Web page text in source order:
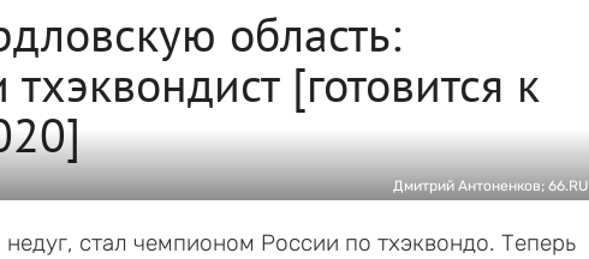
область:
[готовится к
Дмитрий Антоненков; 66.RU
стал чемпионом России по тхэквондо. Теперь